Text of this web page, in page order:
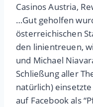
Casinos Austria,
…Gut geholfen
österreichischen
den linientreuen,
und Michael
Schließung aller
natürlich)
auf Facebook als